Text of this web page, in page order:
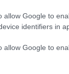
allow Google to
identifiers in
allow Google to
de
customer
que
sea más